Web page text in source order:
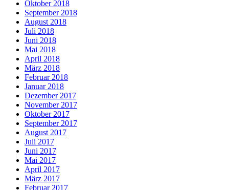
Oktober 2018
September 2018
August 2018
Juli 2018
Juni 2018
Mai 2018
April 2018
März 2018
Februar 2018
Januar 2018
Dezember 2017
November 2017
Oktober 2017
September 2017
August 2017
Juli 2017
Juni 2017
Mai 2017
April 2017
März 2017
Februar 2017